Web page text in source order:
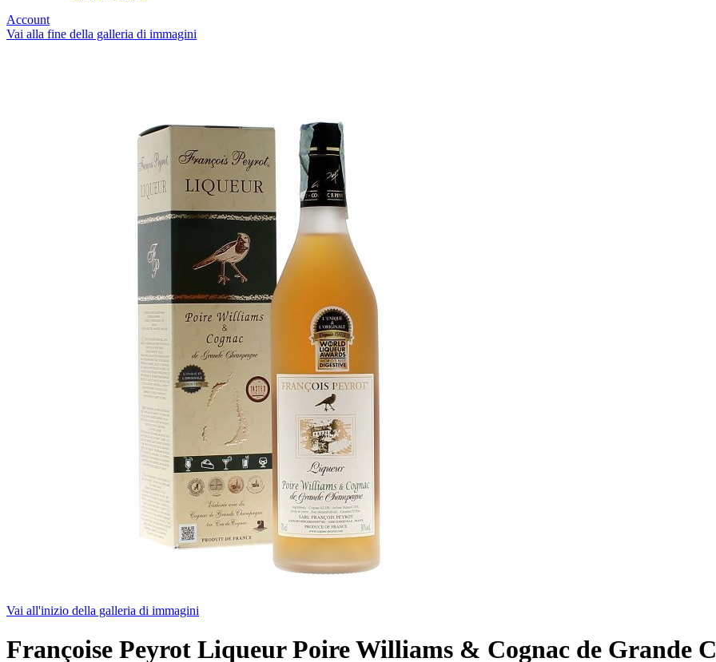
Account
Vai alla fine della galleria di immagini
Vai all'inizio della galleria di immagini
Françoise Peyrot Liqueur Poire Williams & Cognac de Grande